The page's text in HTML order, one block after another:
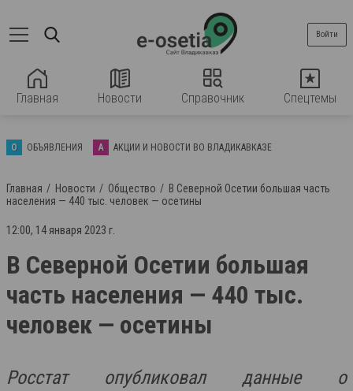
Главная Новости Справочник Спецтемы
Войти
О ОБЪЯВЛЕНИЯ А АКЦИИ И НОВОСТИ ВО ВЛАДИКАВКАЗЕ
Главная Новости Общество
В Северной Осетии большая часть
населения — 440 тыс. человек — осетины
12:00, 14 января 2023 г.
В Северной Осетии большая
часть населения — 440 тыс.
человек — осетины
Росстат опубликовал данные о